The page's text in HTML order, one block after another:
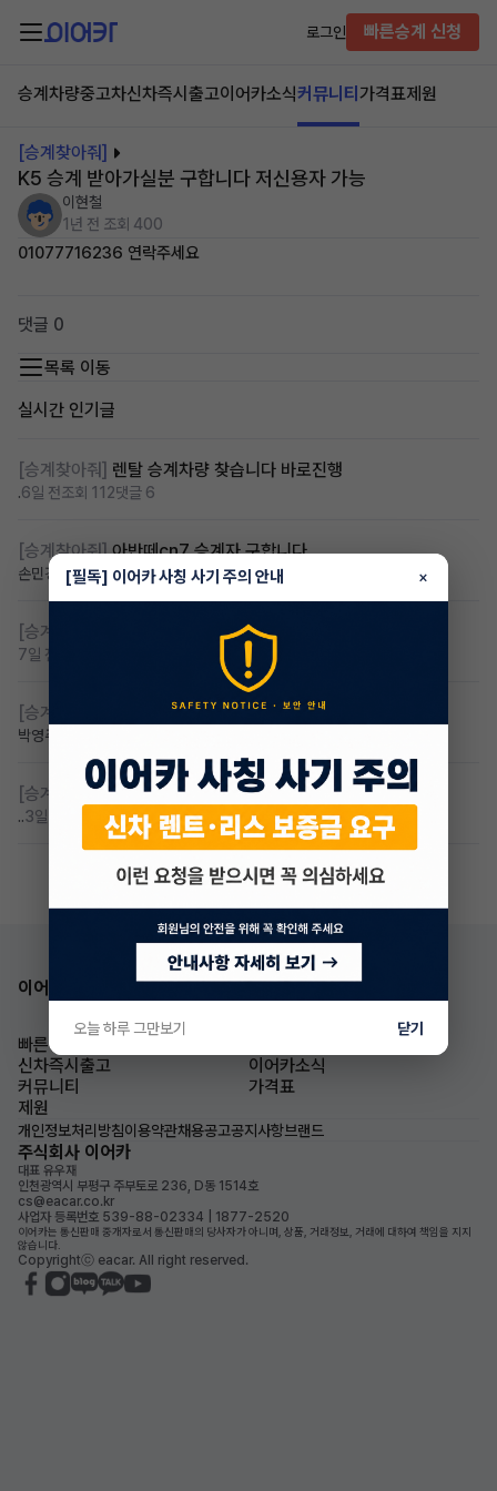
로그인 빠른승계 신청
승계차량중고차신차즉시출고이어카소식커뮤니티 가격표제원
[승계찾아줘]
K5 승계 받아가실분 구합니다 저신용자 가능
이현철
1년 전 조회 400
01077716236 연락주세요
댓글 0
목록 이동
실시간 인기글
[승계찾아줘] 렌탈 승계차량 찾습니다 바로진행
.6일 전조회 112댓글 6
[승계찾아줘] 아반떼cn7 승계자 구합니다
손민경 6일 전조회 107댓글 4
[승계찾아줘] 만22세 무심사 장기렌트 찾습니다
7일 전
[승계찾아줘] 카니발 저렴이 승계받고샆어요
박영주🌸
[승계찾아줘] 무심사 무보증 만21세 전기차 승계,2운전자
..3일 전 조회 79댓글 3
이어카 앱 다운로드
빠른승계
신차즉시출고
이어카소식
커뮤니티
가격표
제원
개인정보처리방침이용약관채용공고공지사항브랜드
주식회사 이어카
대표 유우재
인천광역시 부평구 주부토로 236, D동 1514호
cs@eacar.co.kr
사업자 등록번호 539-88-02334 | 1877-2520
이어카는 통신판매 중개자로서 통신판매의 당사자가 아니며, 상품, 거래정보, 거래에 대하여 책임을 지지
않습니다.
Copyrightⓒ eacar. All right reserved.
[필독] 이어카 사칭 사기 주의 안내 ×
오늘 하루 그만보기 닫기